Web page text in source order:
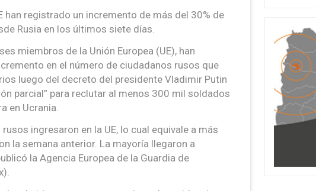
han registrado un incremento de más del 30% de
Rusia en los últimos siete días.
miembros de la Unión Europea (UE), han
en el número de ciudadanos rusos que
luego del decreto del presidente Vladimir Putin
parcial” para reclutar al menos 300 mil soldados
en Ucrania.
ingresaron en la UE, lo cual equivale a más
la semana anterior. La mayoría llegaron a
la Agencia Europea de la Guardia de